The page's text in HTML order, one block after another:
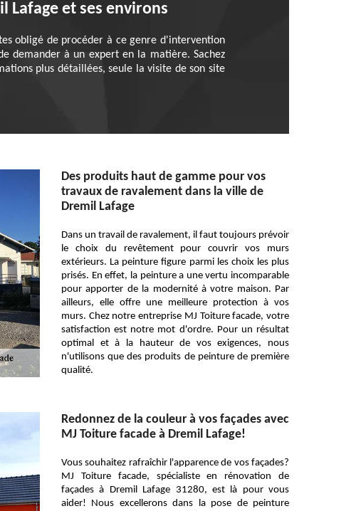
Lafage et ses environs
obligé de procéder à ce genre d'intervention
demander à un expert en la matière. Sachez
plus détaillées, seule la visite de son site
Des produits haut de gamme pour vos
travaux de ravalement dans la ville de
Dremil Lafage
Dans un travail de ravalement, il faut toujours prévoir
le choix du revêtement pour couvrir vos murs
extérieurs. La peinture figure parmi les choix les plus
prisés. En effet, la peinture a une vertu incomparable
pour apporter de la modernité à votre maison. Par
ailleurs, elle offre une meilleure protection à vos
murs. Chez notre entreprise MJ Toiture facade, votre
satisfaction est notre mot d'ordre. Pour un résultat
optimal et à la hauteur de vos exigences, nous
n'utilisons que des produits de peinture de première
qualité.
Redonnez de la couleur à vos façades avec
MJ Toiture facade à Dremil Lafage!
Vous souhaitez rafraîchir l'apparence de vos façades?
MJ Toiture facade, spécialiste en rénovation de
façades à Dremil Lafage 31280, est là pour vous
aider! Nous excellerons dans la pose de peinture